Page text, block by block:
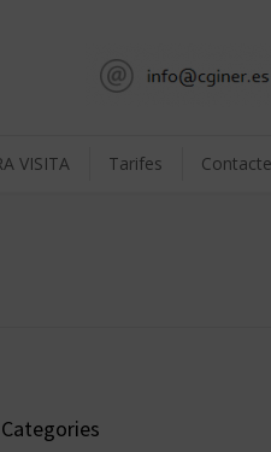
VISITA Tarifes Contacte
Categories